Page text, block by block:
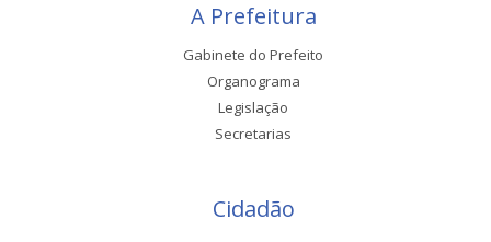
A Prefeitura
Gabinete do Prefeito
Organograma
Legislação
Secretarias
Cidadão